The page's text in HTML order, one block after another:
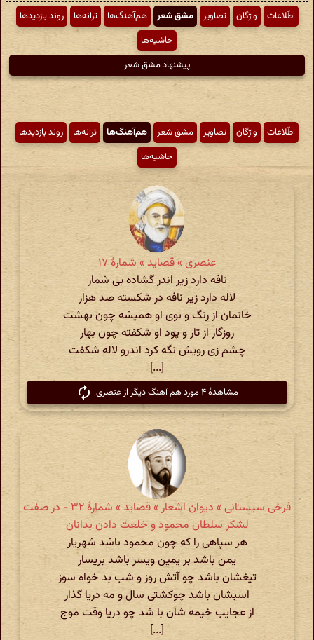
اطّلاعات واژگان تصاویر مشق شعر هم‌آهنگ‌ها ترانه‌ها
روند بازدیدها
حاشیه‌ها
پیشنهاد مشق شعر
اطّلاعات واژگان تصاویر مشق شعر هم‌آهنگ‌ها ترانه‌ها
روند بازدیدها
حاشیه‌ها
عنصری » قصاید » شمارهٔ ۱۷
نافه دارد زیر اندر گشاده بی شمار
لاله دارد زیر نافه در شکسته صد هزار
خانمان از رنگ و بوی او همیشه چون بهشت
روزگار از تار و پود او شکفته چون بهار
چشم زی رویش نگه کرد اندرو لاله شکفت
[...]
مشاهدهٔ ۴ مورد هم آهنگ دیگر از عنصری
فرخی سیستانی » دیوان اشعار » قصاید » شمارهٔ ۳۲ - در صفت
لشکر سلطان محمود و خلعت دادن بدانان
هر سپاهی را که چون محمود باشد شهریار
یمن باشد بر یمین ویسر باشد بریسار
تیغشان باشد چو آتش روز و شب بد خواه سوز
اسبشان باشد چوکشتی سال و مه دریا گذار
از عجایب خیمه شان با شد چو دریا وقت موج
[...]